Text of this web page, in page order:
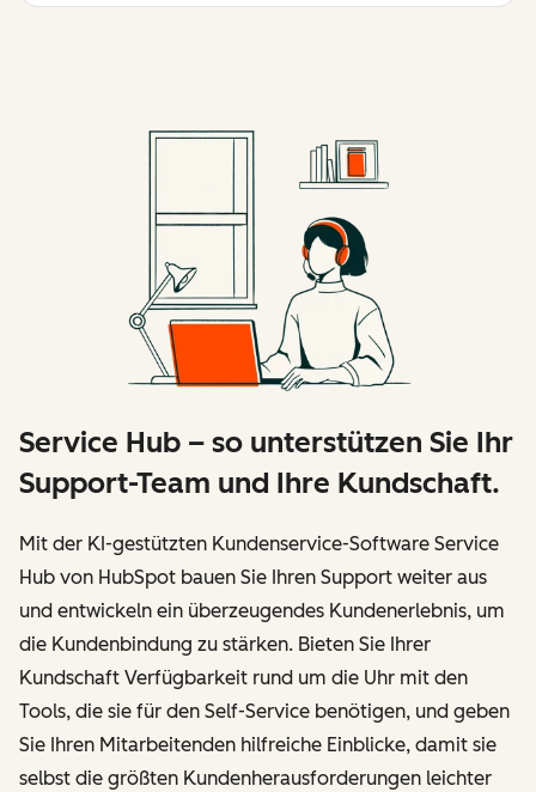
Service Hub – so unterstützen Sie Ihr
Support-Team und Ihre Kundschaft.
Mit der KI-gestützten Kundenservice-Software Service
Hub von HubSpot bauen Sie Ihren Support weiter aus
und entwickeln ein überzeugendes Kundenerlebnis, um
die Kundenbindung zu stärken. Bieten Sie Ihrer
Kundschaft Verfügbarkeit rund um die Uhr mit den
Tools, die sie für den Self-Service benötigen, und geben
Sie Ihren Mitarbeitenden hilfreiche Einblicke, damit sie
selbst die größten Kundenherausforderungen leichter